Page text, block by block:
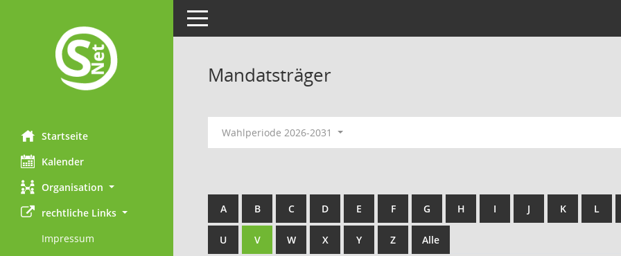
Startseite
Kalender
Organisation
rechtliche Links
Impressum
Toggle navigation
Mandatsträger
Wahlperiode 2026-2031
A B C D E F G H I J K L
U V W X Y Z Alle